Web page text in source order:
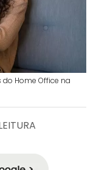
Home Office na